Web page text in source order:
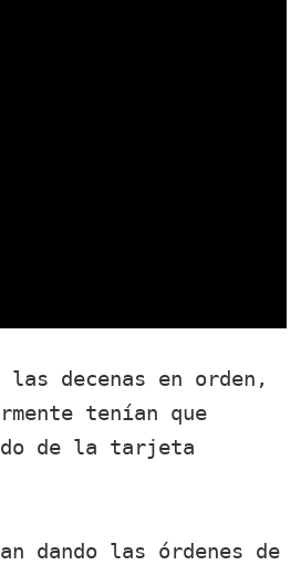
las decenas en orden,
tenían que
de la tarjeta
dando las órdenes de